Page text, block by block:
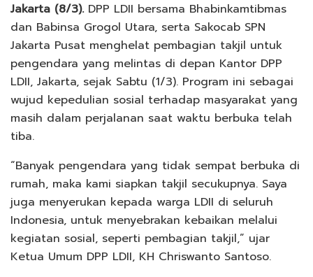
Jakarta (8/3).DPP LDII bersama Bhabinkamtibmas
dan Babinsa Grogol Utara, serta Sakocab SPN
Jakarta Pusat menghelat pembagian takjil untuk
pengendara yang melintas di depan Kantor DPP
LDII, Jakarta, sejak Sabtu (1/3). Program ini sebagai
wujud kepedulian sosial terhadap masyarakat yang
masih dalam perjalanan saat waktu berbuka telah
tiba.
“Banyak pengendara yang tidak sempat berbuka di
rumah, maka kami siapkan takjil secukupnya. Saya
juga menyerukan kepada warga LDII di seluruh
Indonesia, untuk menyebrakan kebaikan melalui
kegiatan sosial, seperti pembagian takjil,” ujar
Ketua Umum DPP LDII, KH Chriswanto Santoso.